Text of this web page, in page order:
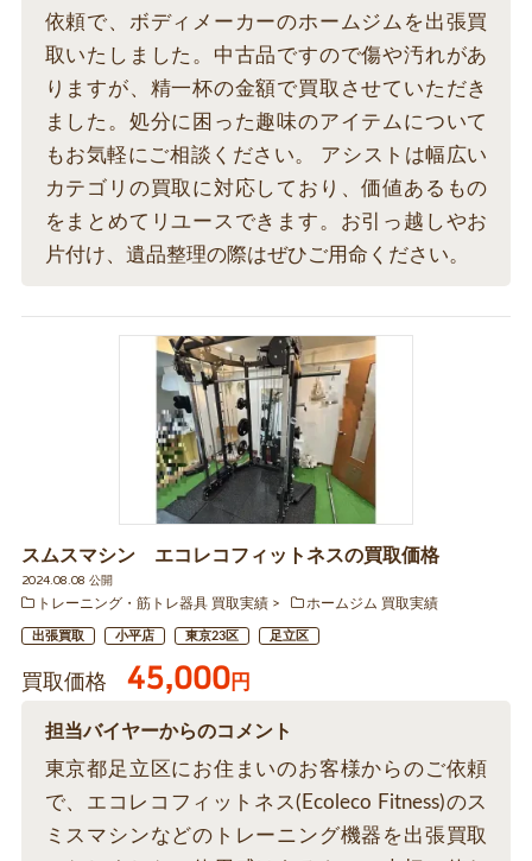
依頼で、ボディメーカーのホームジムを出張買
取いたしました。中古品ですので傷や汚れがあ
りますが、精一杯の金額で買取させていただき
ました。処分に困った趣味のアイテムについて
もお気軽にご相談ください。 アシストは幅広い
カテゴリの買取に対応しており、価値あるもの
をまとめてリユースできます。お引っ越しやお
片付け、遺品整理の際はぜひご用命ください。
スムスマシン エコレコフィットネスの買取価格
2024.08.08 公開
トレーニング・筋トレ器具 買取実績
ホームジム 買取実績
出張買取 小平店 東京23区 足立区
買取価格 45,000円
担当バイヤーからのコメント
東京都足立区にお住まいのお客様からのご依頼
で、エコレコフィットネス(Ecoleco Fitness)のス
ミスマシンなどのトレーニング機器を出張買取